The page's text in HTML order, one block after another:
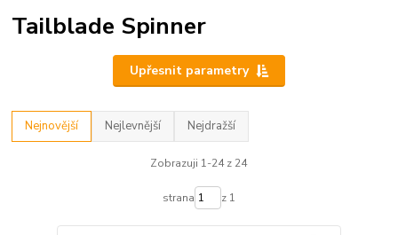
Tailblade Spinner
Upřesnit parametry
Nejnovější Nejlevnější Nejdražší
Zobrazuji 1-24 z 24
strana z 1